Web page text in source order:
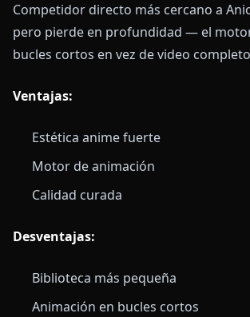
Competidor directo más cercano a
pero pierde en profundidad — el
bucles cortos en vez de video
Ventajas:
Estética anime fuerte
Motor de animación
Calidad curada
Desventajas:
Biblioteca más pequeña
Animación en bucles cortos